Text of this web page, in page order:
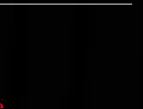
Veneta